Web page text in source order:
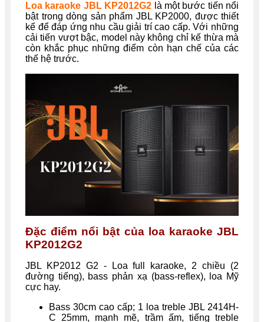
Loa karaoke JBL KP2012G2 là một bước tiến nổi
bật trong dòng sản phẩm JBL KP2000, được thiết
kế để đáp ứng nhu cầu giải trí cao cấp. Với những
cải tiến vượt bậc, model này không chỉ kế thừa mà
còn khắc phục những điểm còn hạn chế của các
thế hệ trước.
Đặc điểm nổi bật của loa karaoke JBL
KP2012G2
JBL KP2012 G2 - Loa full karaoke, 2 chiều (2
đường tiếng), bass phản xạ (bass-reflex), loa Mỹ
cực hay.
Bass 30cm cao cấp; 1 loa treble JBL 2414H-
C 25mm, mạnh mẽ, trầm ấm, tiếng treble